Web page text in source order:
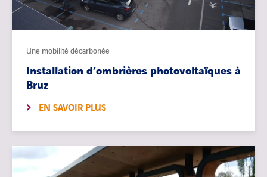
Une mobilité décarbonée
Installation d’ombrières photovoltaïques à
Bruz
EN SAVOIR PLUS